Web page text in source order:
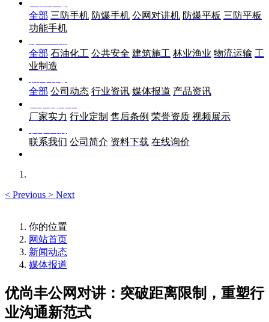
全部 三防手机 防爆手机 公网对讲机 防爆平板 三防平板
功能手机
全部 石油化工 公共安全 建筑施工 林业渔业 物流运输 工
业制造
全部 公司动态 行业资讯 媒体报道 产品资讯
厂家实力 行业定制 售后条例 荣誉资质 视频展示
联系我们 公司简介 资料下载 在线询价
< Previous > Next
你的位置
网站首页
新闻动态
媒体报道
优尚丰公网对讲：突破距离限制，重塑行
业沟通新范式